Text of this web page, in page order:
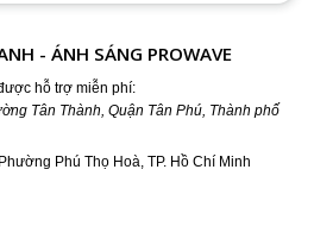
- ÁNH SÁNG PROWAVE
hỗ trợ miễn phí:
Tân Thành, Quận Tân Phú, Thành phố
Phú Thọ Hoà, TP. Hồ Chí Minh